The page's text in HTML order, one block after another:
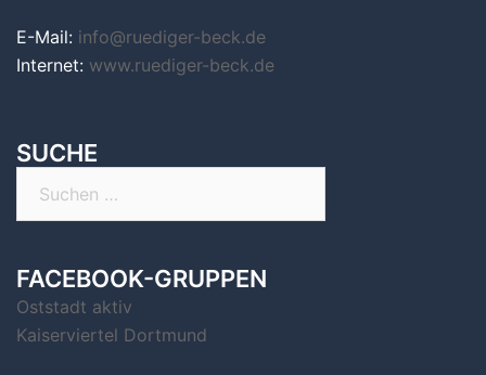
E-Mail: info@ruediger-beck.de
Internet: www.ruediger-beck.de
SUCHE
FACEBOOK-GRUPPEN
Oststadt aktiv
Kaiserviertel Dortmund